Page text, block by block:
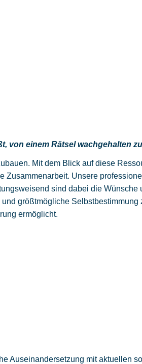
von einem Rätsel wachgehalten
Mit dem Blick auf diese
Unsere
sind dabei die Wünsche
größtmögliche Selbstbestimmung
ermöglicht.
Auseinandersetzung mit aktuellen